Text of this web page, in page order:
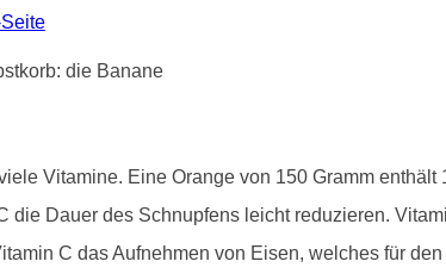
Vitamine. Eine Orange von 150 Gramm
die Dauer des Schnupfens leicht reduzieren.
C das Aufnehmen von Eisen, welches für